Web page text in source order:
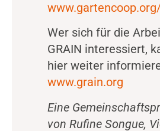
Wer sich für die
GRAIN interessiert,
hier weiter
www.grain.org
Eine
von Rufine Songue,